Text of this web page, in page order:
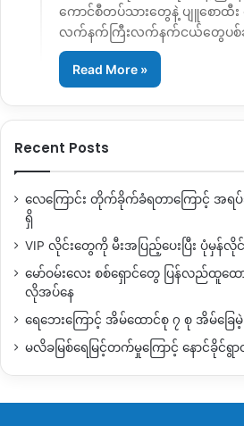
ကောင်စီတပ်သားတွေနဲ့ ပျူစောထီး
လက်နက်ကြီးလက်နက်ငယ်တွေပစ်ခ
Read More »
Recent Posts
လေကြောင်း တိုက်ခိုက်ခံရတာကြောင့် အရ
ရှိ
VIP လိုင်းတွေကို မီးအပြည့်ပေးပြီး ပုံမှန်
မော်ဝမ်းလေး စစ်ရှောင်တွေ ပြန်လည်ထူ
လိုအပ်နေ
ရေဘေးကြောင့် အိမ်ထောင်စု ၇ စု အိမ်ခြေ
မလိခမြစ်ရေမြင့်တက်မှုကြောင့် နောင်ခိုင်ရွ